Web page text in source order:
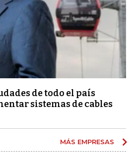
de todo el país
sistemas de cables
MÁS EMPRESAS